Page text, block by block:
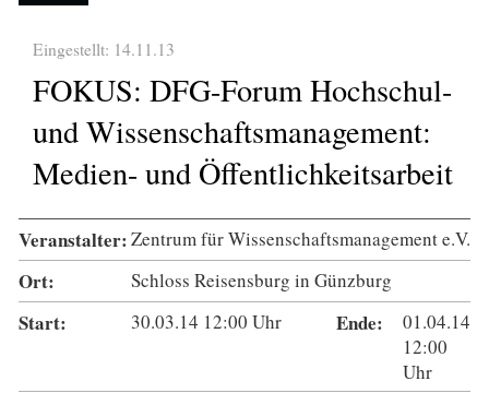
Eingestellt: 14.11.13
FOKUS: DFG-Forum Hochschul-
und Wissenschaftsmanagement:
Medien- und Öffentlichkeitsarbeit
Veranstalter:Zentrum für Wissenschaftsmanagement e.V.
Ort: Schloss Reisensburg in Günzburg
Start: 30.03.14 12:00 Uhr Ende:
01.04.14
12:00
Uhr